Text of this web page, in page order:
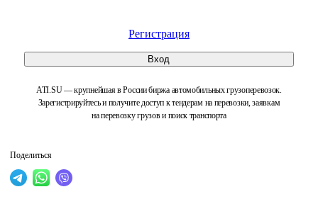
Регистрация
Вход
ATI.SU — крупнейшая в России биржа автомобильных грузоперевозок.
Зарегистрируйтесь и получите доступ к тендерам на перевозки, заявкам
на перевозку грузов и поиск транспорта
Поделиться